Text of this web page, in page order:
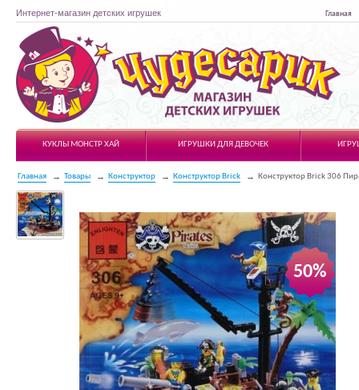
Интернет-магазин детских игрушек Главная
Чудесарик
КУКЛЫ МОНСТР ХАЙ
ИГРУШКИ ДЛЯ ДЕВОЧЕК
Главная Товары Конструктор Конструктор Brick Конструктор Brick 306
50%